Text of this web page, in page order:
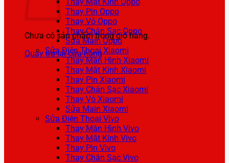
Chưa có sản phẩm trong giỏ hàng.
Quay trở lại cửa hàng
Thay Pin Oppo
Thay Vỏ Oppo
Thay Chân Sạc Oppo
Sửa Main Oppo
Sửa Điện Thoại Xiaomi
Thay Màn Hình Xiaomi
Thay Mặt Kính Xiaomi
Thay Pin Xiaomi
Thay Chân Sạc Xiaomi
Thay Vỏ Xiaomi
Sửa Main Xiaomi
Sửa Điện Thoại Vivo
Thay Màn Hình Vivo
Thay Mặt Kính Vivo
Thay Pin Vivo
Thay Chân Sạc Vivo